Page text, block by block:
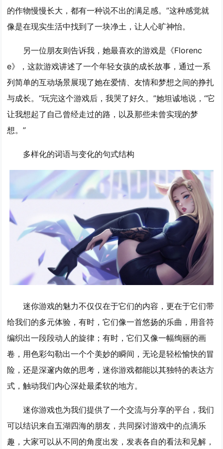
的作物慢慢长大，都有一种说不出的满足感。”这种感觉就
像是在现实生活中找到了一块净土，让人心旷神怡。
另一位朋友则告诉我，她最喜欢的游戏是《Florenc
e》，这款游戏讲述了一个年轻女孩的成长故事，通过一系
列简单的互动场景展现了她在爱情、友情和梦想之间的挣扎
与成长。“玩完这个游戏后，我哭了好久。”她坦诚地说，“它
让我想起了自己曾经走过的路，以及那些未曾实现的梦
想。”
多样化的词语与变化的句式结构
迷你游戏的魅力不仅仅在于它们的内容，更在于它们带
给我们的多元体验，有时，它们像一首悠扬的乐曲，用音符
编织出一段段动人的旋律；有时，它们又像一幅绚丽的画
卷，用色彩勾勒出一个个美妙的瞬间，无论是轻松愉快的冒
险，还是深邃内敛的思考，迷你游戏都能以其独特的表达方
式，触动我们内心深处最柔软的地方。
迷你游戏也为我们提供了一个交流与分享的平台，我们
可以结识来自五湖四海的朋友，共同探讨游戏中的点滴乐
趣，大家可以从不同的角度出发，发表各自的看法和见解，